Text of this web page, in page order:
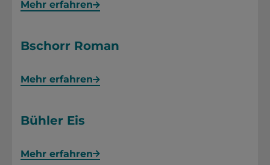
Mehr erfahren
Bschorr Roman
Mehr erfahren
Bühler Eis
Mehr erfahren